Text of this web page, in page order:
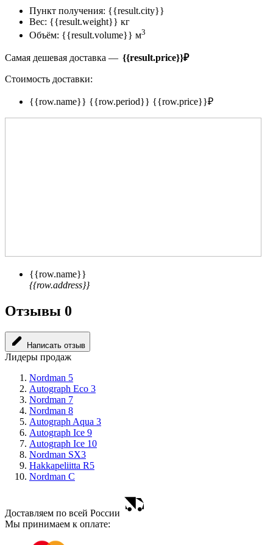
Пункт получения: {{result.city}}
Вес: {{result.weight}} кг
Объём: {{result.volume}} м3
Самая дешевая доставка — {{result.price}}₽
Стоимость доставки:
{{row.name}} {{row.period}} {{row.price}}₽
{{row.name}}
{{row.address}}
Отзывы 0
Написать отзыв
Лидеры продаж
Nordman 5
Autograph Eco 3
Nordman 7
Nordman 8
Autograph Aqua 3
Autograph Ice 9
Autograph Ice 10
Nordman SX3
Hakkapeliitta R5
Nordman C
Доставляем по всей России
Мы принимаем к оплате: